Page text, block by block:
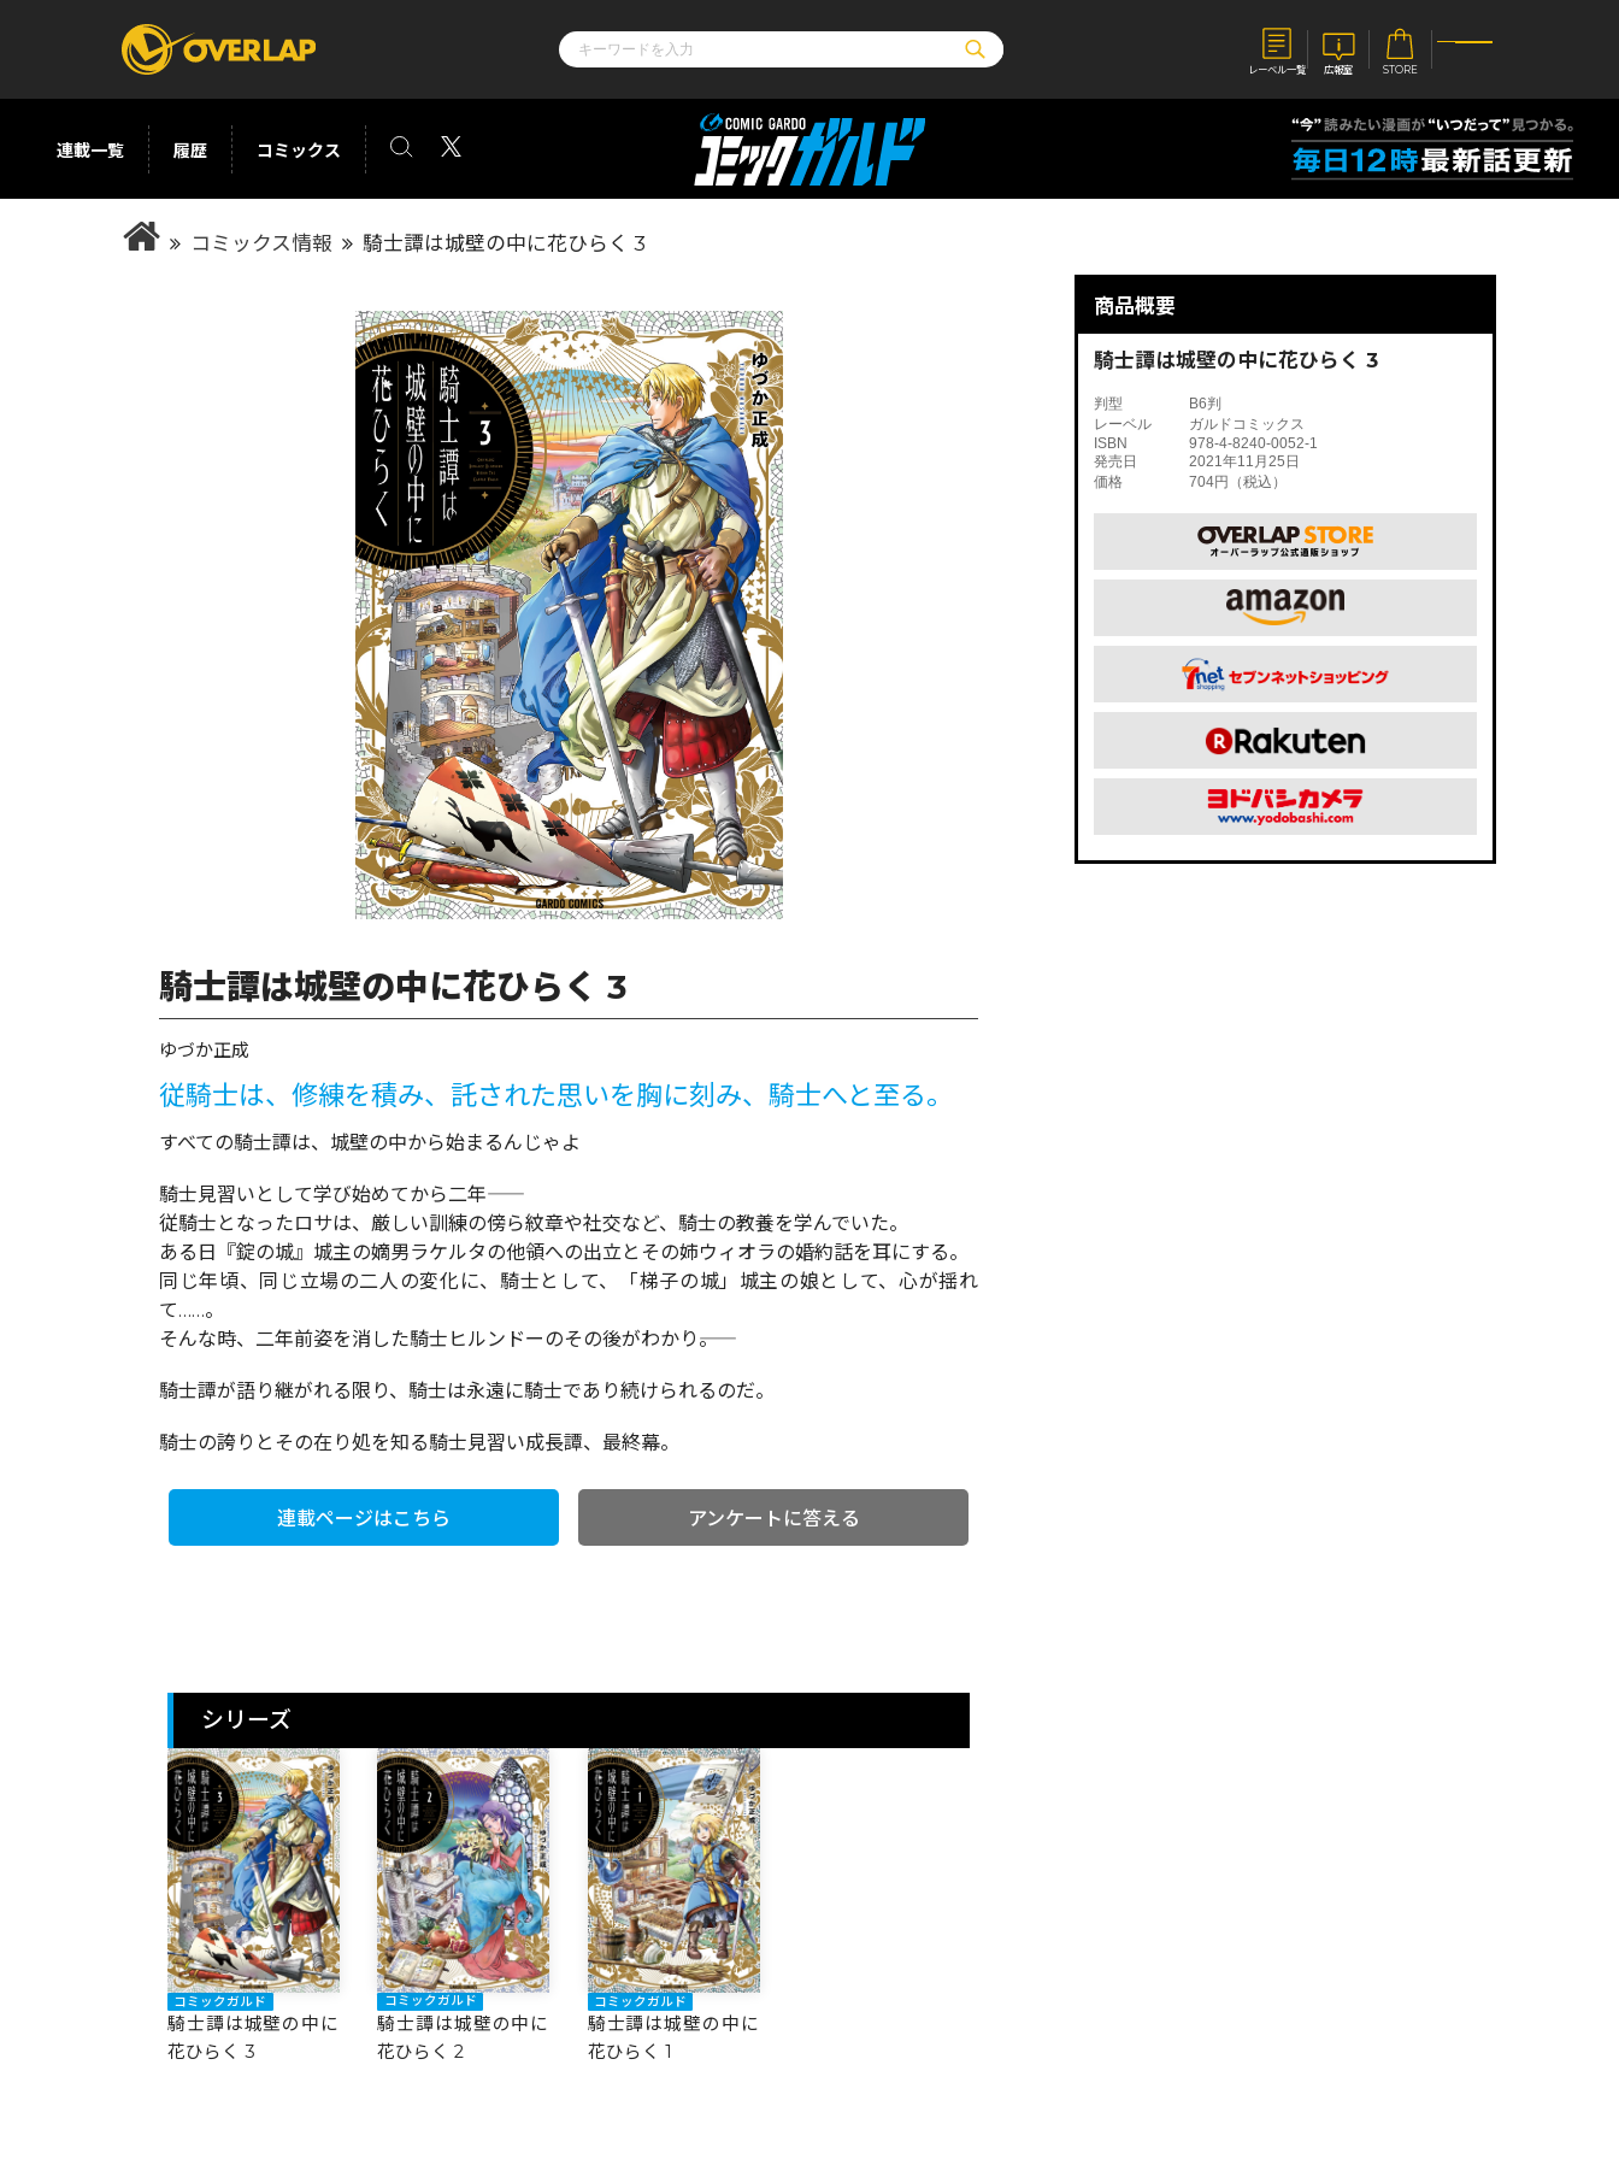
レーベル一覧 広報室 STORE
コミック
コミックガルド
ライトノベル
文庫
ロサージュノベルス
ゲーム
オーバーラップ広報室
採用情報
お問い合わせはこちら
オーバーラップ文庫 オーバーラップノベルス オーバーラップノベルスf ロサージュノベルス コミックガルド
コミッククリエ リキューレ コミックエッセイ
閉じる
連載一覧 履歴 コミックス
コミックス情報 騎士譚は城壁の中に花ひらく 3
騎士譚は城壁の中に花ひらく 3
ゆづか正成
従騎士は、修練を積み、託された思いを胸に刻み、騎士へと至る。
すべての騎士譚は、城壁の中から始まるんじゃよ
騎士見習いとして学び始めてから二年――
従騎士となったロサは、厳しい訓練の傍ら紋章や社交など、騎士の教養を学んでいた。
ある日『錠の城』城主の嫡男ラケルタの他領への出立とその姉ウィオラの婚約話を耳にする。
同じ年頃、同じ立場の二人の変化に、騎士として、「梯子の城」城主の娘として、心が揺れ
て……。
そんな時、二年前姿を消した騎士ヒルンドーのその後がわかり――。
騎士譚が語り継がれる限り、騎士は永遠に騎士であり続けられるのだ。
騎士の誇りとその在り処を知る騎士見習い成長譚、最終幕。
連載ページはこちら アンケートに答える
シリーズ
コミックガルド
騎士譚は城壁の中に
花ひらく 3
コミックガルド
騎士譚は城壁の中に
花ひらく 2
コミックガルド
騎士譚は城壁の中に
花ひらく 1
商品概要
騎士譚は城壁の中に花ひらく 3
判型
B6判
レーベル
ガルドコミックス
ISBN
978-4-8240-0052-1
発売日
2021年11月25日
価格
704円（税込）